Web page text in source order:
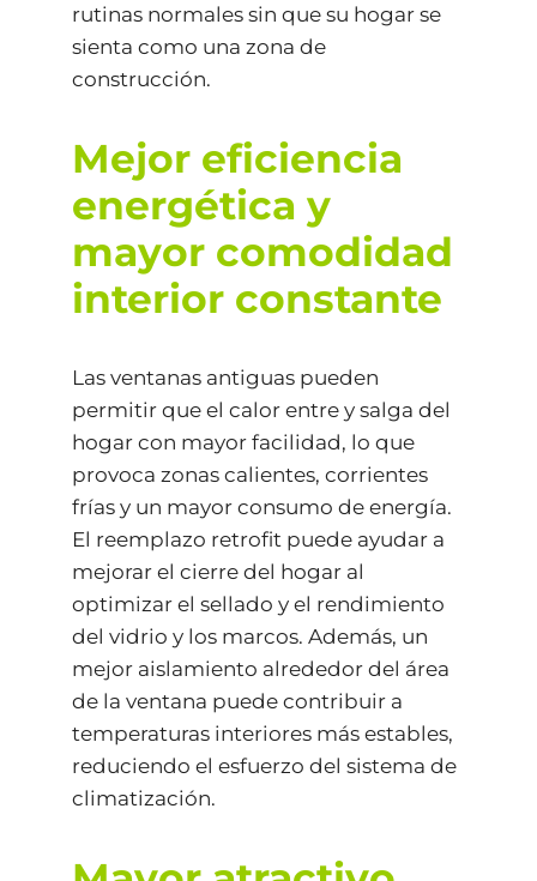
rutinas normales sin que su hogar se
sienta como una zona de
construcción.
Mejor eficiencia
energética y
mayor comodidad
interior constante
Las ventanas antiguas pueden
permitir que el calor entre y salga del
hogar con mayor facilidad, lo que
provoca zonas calientes, corrientes
frías y un mayor consumo de energía.
El reemplazo retrofit puede ayudar a
mejorar el cierre del hogar al
optimizar el sellado y el rendimiento
del vidrio y los marcos. Además, un
mejor aislamiento alrededor del área
de la ventana puede contribuir a
temperaturas interiores más estables,
reduciendo el esfuerzo del sistema de
climatización.